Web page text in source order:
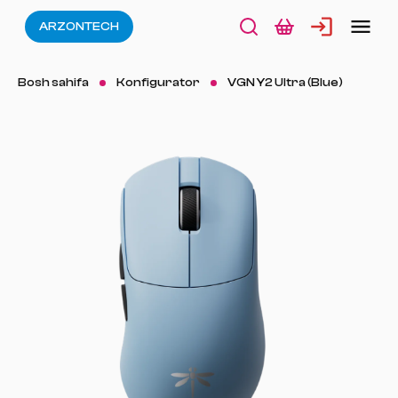
ARZONTECH
Bosh sahifa Konfigurator VGN Y2 Ultra (Blue)